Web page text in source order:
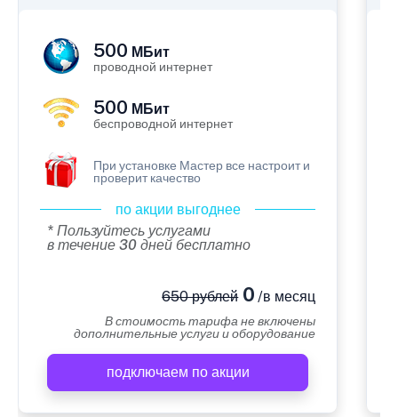
500 МБит
проводной интернет
500 МБит
беспроводной интернет
При установке Мастер все настроит и
проверит качество
по акции выгоднее
* Пользуйтесь услугами
в течение 30 дней бесплатно
650 рублей0 /в месяц
В стоимость тарифа не включены
дополнительные услуги и оборудование
подключаем по акции